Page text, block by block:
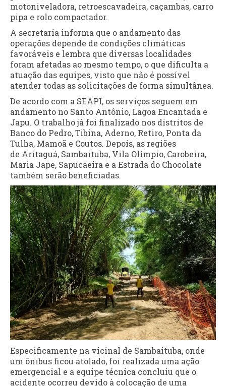
motoniveladora, retroescavadeira, caçambas, carro
pipa e rolo compactador.
A secretaria informa que o andamento das
operações depende de condições climáticas
favoráveis e lembra que diversas localidades
foram afetadas ao mesmo tempo, o que dificulta a
atuação das equipes, visto que não é possível
atender todas as solicitações de forma simultânea.
De acordo com a SEAPI, os serviços seguem em
andamento no Santo Antônio, Lagoa Encantada e
Japu. O trabalho já foi finalizado nos distritos de
Banco do Pedro, Tibina, Aderno, Retiro, Ponta da
Tulha, Mamoã e Coutos. Depois, as regiões
de Aritaguá, Sambaituba, Vila Olímpio, Carobeira,
Maria Jape, Sapucaeira e a Estrada do Chocolate
também serão beneficiadas.
Especificamente na vicinal de Sambaituba, onde
um ônibus ficou atolado, foi realizada uma ação
emergencial e a equipe técnica concluiu que o
acidente ocorreu devido à colocação de uma